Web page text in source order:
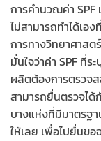
การคำนวณค่า SPF
ไม่สามารถทำได้เอ
การทางวิทยาศาสต
มั่นใจว่าค่า SPF ที่
ผลิตต้องการตรวจ
สามารถยื่นตรวจได้
บางแห่งที่มีมาตรฐ
ให้เลย เพื่อไปยื่นข